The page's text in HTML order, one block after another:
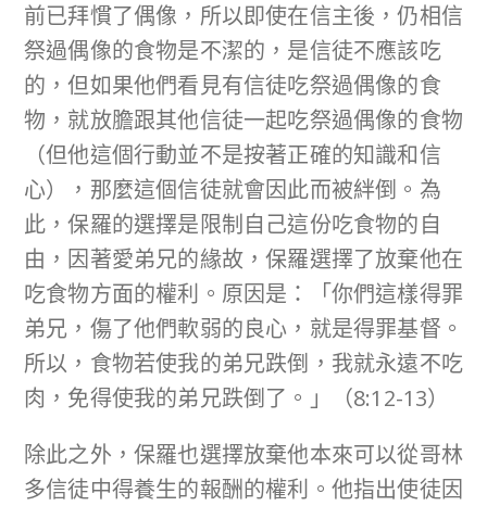
前已拜慣了偶像，所以即使在信主後，仍相信
祭過偶像的食物是不潔的，是信徒不應該吃
的，但如果他們看見有信徒吃祭過偶像的食
物，就放膽跟其他信徒一起吃祭過偶像的食物
（但他這個行動並不是按著正確的知識和信
心），那麼這個信徒就會因此而被絆倒。為
此，保羅的選擇是限制自己這份吃食物的自
由，因著愛弟兄的緣故，保羅選擇了放棄他在
吃食物方面的權利。原因是：「你們這樣得罪
弟兄，傷了他們軟弱的良心，就是得罪基督。
所以，食物若使我的弟兄跌倒，我就永遠不吃
肉，免得使我的弟兄跌倒了。」（8:12-13）
除此之外，保羅也選擇放棄他本來可以從哥林
多信徒中得養生的報酬的權利。他指出使徒因